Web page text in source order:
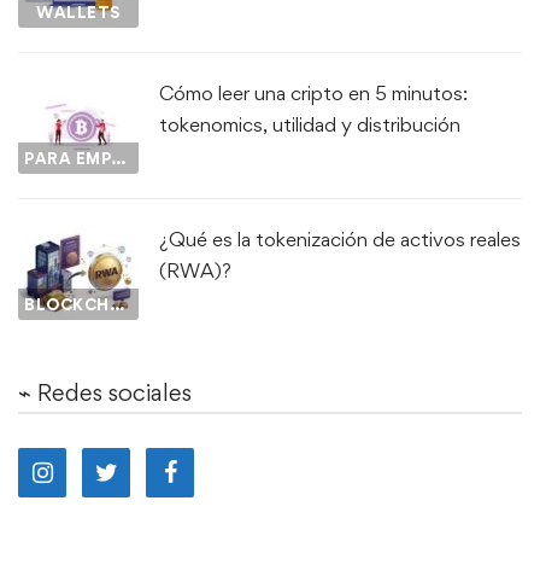
WALLETS
PARA EMPEZAR...
Cómo leer una cripto en 5 minutos:
tokenomics, utilidad y distribución
BLOCKCHAIN
¿Qué es la tokenización de activos reales
(RWA)?
⌁ Redes sociales